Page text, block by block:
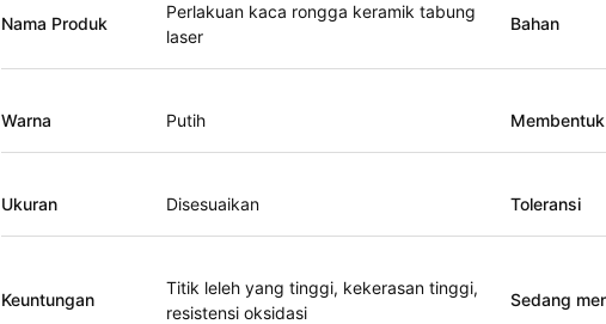
Nama Produk
Perlakuan kaca rongga keramik tabung
laser
Bahan
Warna Putih Membentuk
Ukuran Disesuaikan Toleransi
Keuntungan
Titik leleh yang tinggi, kekerasan tinggi,
resistensi oksidasi
Sedang